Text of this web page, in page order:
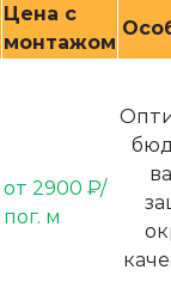
Цена с
монтажом
от 2900 ₽/
пог. м